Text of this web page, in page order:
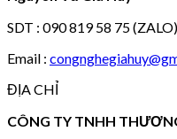
SDT : 090 819 58 75 (ZALO)
Email :
ĐỊA CHỈ
CÔNG TY TNHH